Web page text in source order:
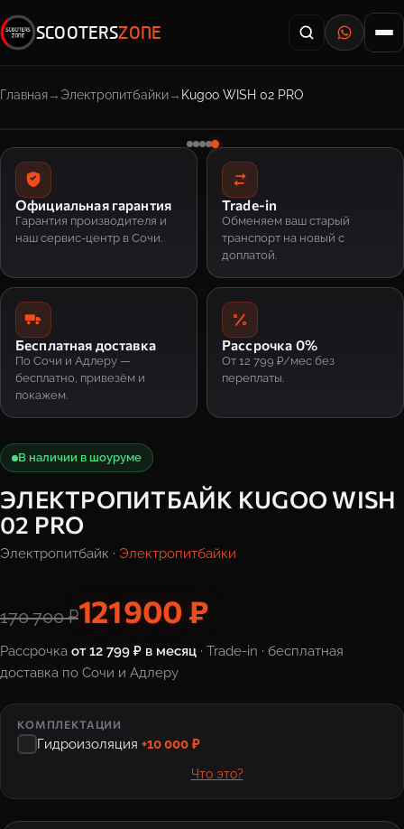
SCOOTERSZONE
Главная Электропитбайки Kugoo WISH 02 PRO
Официальная гарантия
Гарантия производителя и
наш сервис-центр в Сочи.
Trade-in
Обменяем ваш старый
транспорт на новый с
доплатой.
Бесплатная доставка
По Сочи и Адлеру —
бесплатно, привезём и
покажем.
Рассрочка 0%
От 12 799 ₽/мес без
переплаты.
В наличии в шоуруме
ЭЛЕКТРОПИТБАЙК KUGOO WISH
02 PRO
Электропитбайк · Электропитбайки
170 700 ₽121 900 ₽
Рассрочка от 12 799 ₽ в месяц · Trade-in · бесплатная
доставка по Сочи и Адлеру
КОМПЛЕКТАЦИИ
Гидроизоляция +10 000 ₽
Что это?